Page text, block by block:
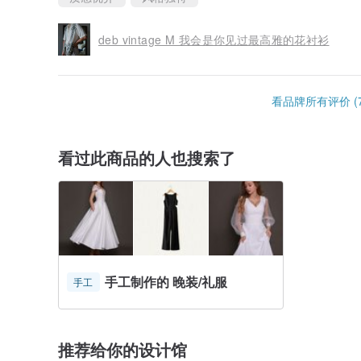
deb vintage M 我会是你见过最高雅的花衬衫
看品牌所有评价
看过此商品的人也搜索了
手工 手工制作的 晚装/礼服
推荐给你的设计馆